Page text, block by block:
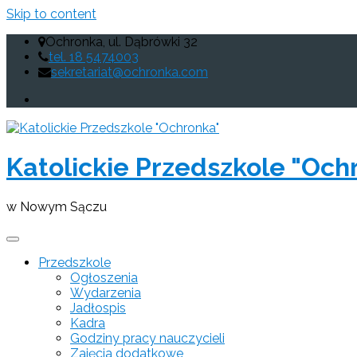
Skip to content
Ochronka, ul. Dąbrówki 32
tel. 18 5474003
sekretariat@ochronka.com
Katolickie Przedszkole
w Nowym Sączu
Przedszkole
Ogłoszenia
Wydarzenia
Jadłospis
Kadra
Godziny pracy nauczycieli
Zajęcia dodatkowe